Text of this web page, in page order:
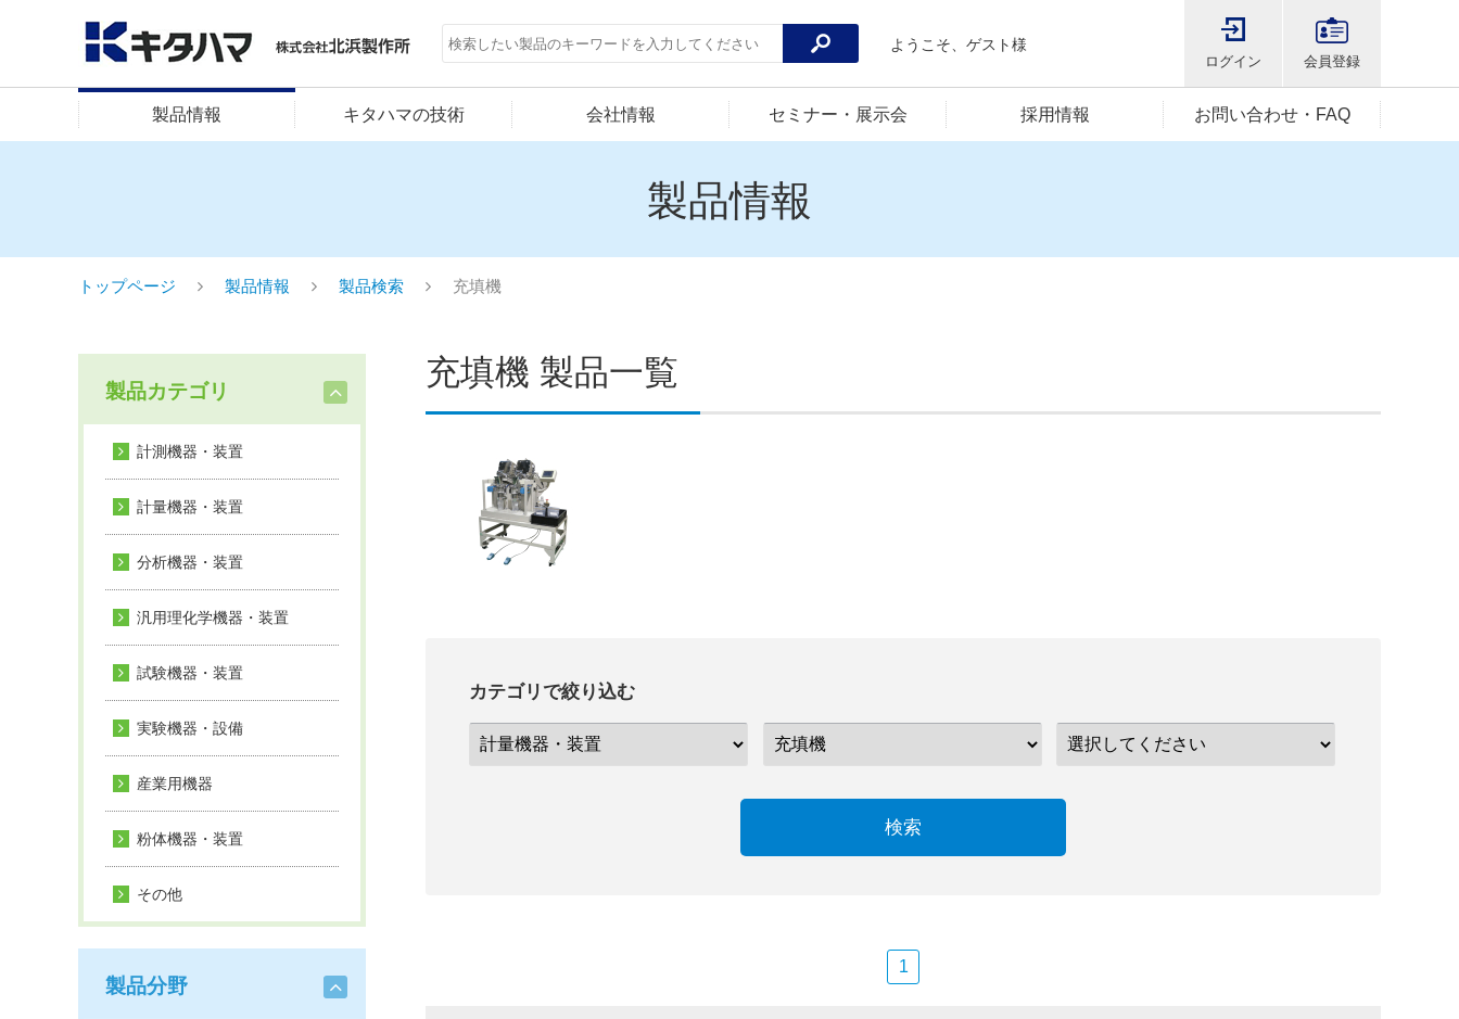
ようこそ、ゲスト様
ログイン 会員登録
製品情報 キタハマの技術 会社情報 セミナー・展示会 採用情報 お問い合わせ・FAQ
製品情報
トップページ 製品情報 製品検索 充填機
製品カテゴリ
計測機器・装置
計量機器・装置
分析機器・装置
汎用理化学機器・装置
試験機器・装置
実験機器・設備
産業用機器
粉体機器・装置
その他
製品分野
充填機 製品一覧
カテゴリで絞り込む
検索
1